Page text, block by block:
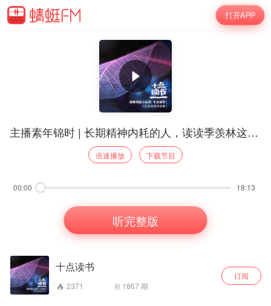
打开APP
主播素年锦时 | 长期精神内耗的人，读读季羡林这6句话，读完就不累了
倍速播放 下载节目
00:00 18:13
听完整版
十点读书
2371 1867期
订阅